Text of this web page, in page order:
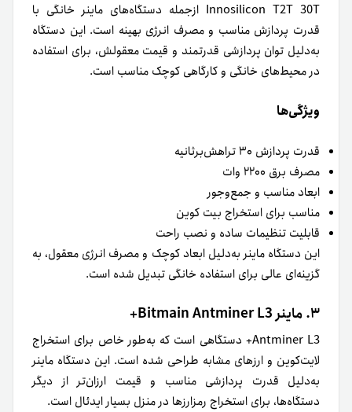
Innosilicon T2T 30T ازجمله دستگاه‌های ماینر خانگی با
قدرت پردازش مناسب و مصرف انرژی بهینه است. این دستگاه
به‌‌دلیل توان پردازشی قدرتمند و قیمت معقولش، برای استفاده
در محیط‌های خانگی و کارگاهی کوچک مناسب است.
ویژگی‌ها
قدرت پردازش ۳۰ تراهش‌برثانیه
مصرف برق ۲۲۰۰ وات
ابعاد مناسب و جمع‌وجور
مناسب برای استخراج بیت کوین
قابلیت تنظیمات ساده و نصب راحت
این دستگاه ماینر به‌دلیل ابعاد کوچک و مصرف انرژی معقول، به
گزینه‌ای عالی برای استفاده خانگی تبدیل شده است.
۳. ماینر Bitmain Antminer L3+
Antminer L3+ دستگاهی است که به‌طور خاص برای استخراج
لایت‌کوین و ارزهای مشابه طراحی شده است. این دستگاه ماینر
به‌دلیل قدرت پردازشی مناسب و قیمت ارزان‌تر از دیگر
دستگاه‌ها، برای استخراج رمزارزها در منزل بسیار ایدئال است.